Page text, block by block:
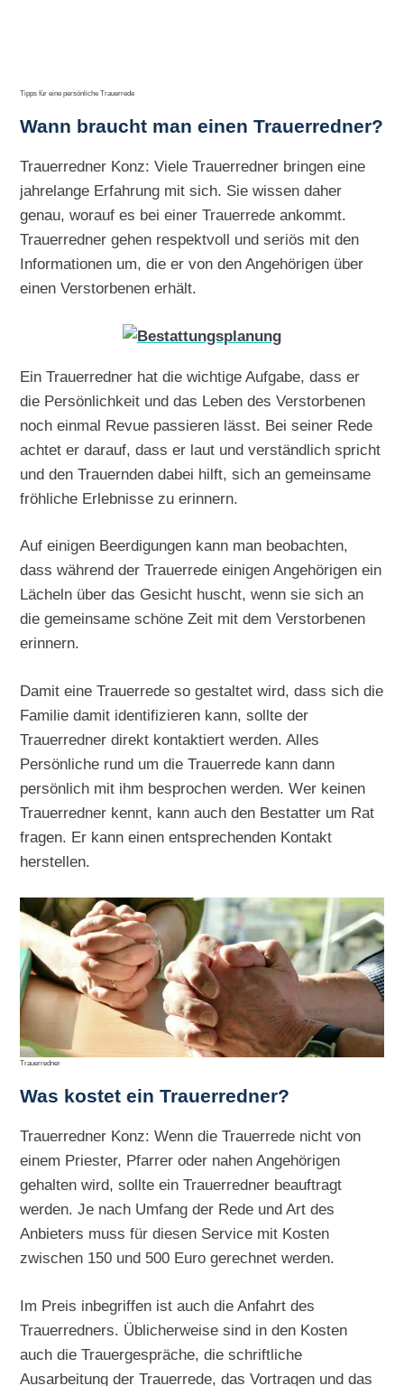
Tipps für eine persönliche Trauerrede
Wann braucht man einen Trauerredner?
Trauerredner Konz: Viele Trauerredner bringen eine
jahrelange Erfahrung mit sich. Sie wissen daher
genau, worauf es bei einer Trauerrede ankommt.
Trauerredner gehen respektvoll und seriös mit den
Informationen um, die er von den Angehörigen über
einen Verstorbenen erhält.
Ein Trauerredner hat die wichtige Aufgabe, dass er
die Persönlichkeit und das Leben des Verstorbenen
noch einmal Revue passieren lässt. Bei seiner Rede
achtet er darauf, dass er laut und verständlich spricht
und den Trauernden dabei hilft, sich an gemeinsame
fröhliche Erlebnisse zu erinnern.
Auf einigen Beerdigungen kann man beobachten,
dass während der Trauerrede einigen Angehörigen ein
Lächeln über das Gesicht huscht, wenn sie sich an
die gemeinsame schöne Zeit mit dem Verstorbenen
erinnern.
Damit eine Trauerrede so gestaltet wird, dass sich die
Familie damit identifizieren kann, sollte der
Trauerredner direkt kontaktiert werden. Alles
Persönliche rund um die Trauerrede kann dann
persönlich mit ihm besprochen werden. Wer keinen
Trauerredner kennt, kann auch den Bestatter um Rat
fragen. Er kann einen entsprechenden Kontakt
herstellen.
Trauerredner
Was kostet ein Trauerredner?
Trauerredner Konz: Wenn die Trauerrede nicht von
einem Priester, Pfarrer oder nahen Angehörigen
gehalten wird, sollte ein Trauerredner beauftragt
werden. Je nach Umfang der Rede und Art des
Anbieters muss für diesen Service mit Kosten
zwischen 150 und 500 Euro gerechnet werden.
Im Preis inbegriffen ist auch die Anfahrt des
Trauerredners. Üblicherweise sind in den Kosten
auch die Trauergespräche, die schriftliche
Ausarbeitung der Trauerrede, das Vortragen und das